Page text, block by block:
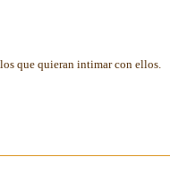
que quieran intimar con ellos.